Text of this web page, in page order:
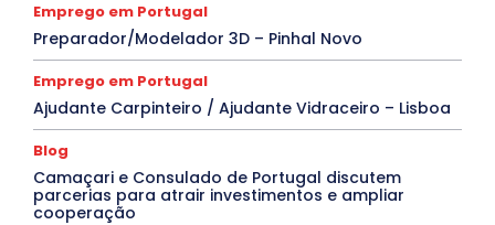
Emprego em Portugal
Preparador/Modelador 3D – Pinhal Novo
Emprego em Portugal
Ajudante Carpinteiro / Ajudante Vidraceiro – Lisboa
Blog
Camaçari e Consulado de Portugal discutem
parcerias para atrair investimentos e ampliar
cooperação